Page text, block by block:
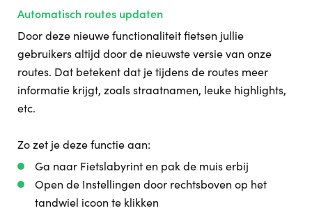
Automatisch routes updaten
Door deze nieuwe functionaliteit fietsen jullie
gebruikers altijd door de nieuwste versie van onze
routes. Dat betekent dat je tijdens de routes meer
informatie krijgt, zoals straatnamen, leuke highlights,
etc.
Zo zet je deze functie aan:
Ga naar Fietslabyrint en pak de muis erbij
Open de Instellingen door rechtsboven op het
tandwiel icoon te klikken